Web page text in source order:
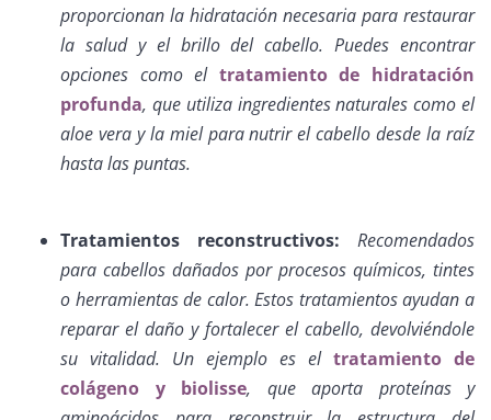
proporcionan la hidratación necesaria para restaurar
la salud y el brillo del cabello. Puedes encontrar
opciones como el tratamiento de hidratación
profunda, que utiliza ingredientes naturales como el
aloe vera y la miel para nutrir el cabello desde la raíz
hasta las puntas.
Tratamientos reconstructivos: Recomendados
para cabellos dañados por procesos químicos, tintes
o herramientas de calor. Estos tratamientos ayudan a
reparar el daño y fortalecer el cabello, devolviéndole
su vitalidad. Un ejemplo es el tratamiento de
colágeno y biolisse, que aporta proteínas y